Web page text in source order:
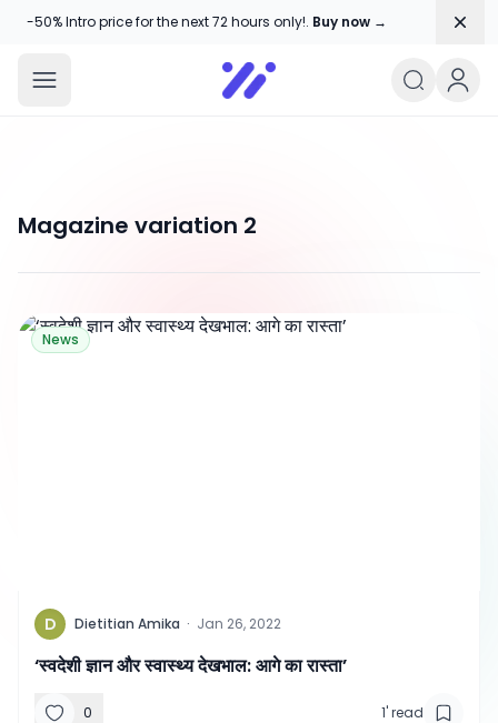
-50% Intro price for the next 72 hours only!. Buy now →
Amika Chitranshi
My WordPress Blog
Amika Chitranshi
Magazine variation 2
News
D Dietitian Amika · Jan 26, 2022
‘स्वदेशी ज्ञान और स्वास्थ्य देखभाल: आगे का रास्ता’
0 1'read